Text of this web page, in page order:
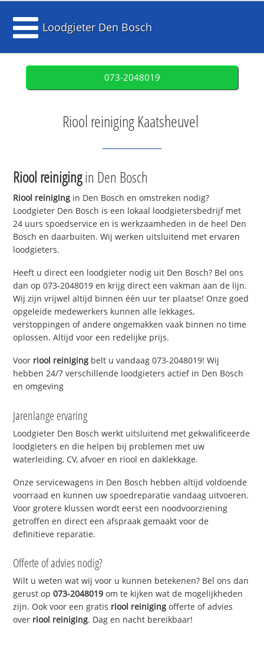
Loodgieter Den Bosch
073-2048019
Riool reiniging Kaatsheuvel
Riool reinigingin Den Bosch
Riool reiniging in Den Bosch en omstreken nodig?
Loodgieter Den Bosch is een lokaal loodgietersbedrijf met
24 uurs spoedservice en is werkzaamheden in de heel Den
Bosch en daarbuiten. Wij werken uitsluitend met ervaren
loodgieters.
Heeft u direct een loodgieter nodig uit Den Bosch? Bel ons
dan op 073-2048019 en krijg direct een vakman aan de lijn.
Wij zijn vrijwel altijd binnen één uur ter plaatse! Onze goed
opgeleide medewerkers kunnen alle lekkages,
verstoppingen of andere ongemakken vaak binnen no time
oplossen. Altijd voor een redelijke prijs.
Voor riool reiniging belt u vandaag 073-2048019! Wij
hebben 24/7 verschillende loodgieters actief in Den Bosch
en omgeving
Jarenlange ervaring
Loodgieter Den Bosch werkt uitsluitend met gekwalificeerde
loodgieters en die helpen bij problemen met uw
waterleiding, CV, afvoer en riool en daklekkage.
Onze servicewagens in Den Bosch hebben altijd voldoende
voorraad en kunnen uw spoedreparatie vandaag uitvoeren.
Voor grotere klussen wordt eerst een noodvoorziening
getroffen en direct een afspraak gemaakt voor de
definitieve reparatie.
Offerte of advies nodig?
Wilt u weten wat wij voor u kunnen betekenen? Bel ons dan
gerust op073-2048019 om te kijken wat de mogelijkheden
zijn. Ook voor een gratis riool reiniging offerte of advies
over riool reiniging. Dag en nacht bereikbaar!